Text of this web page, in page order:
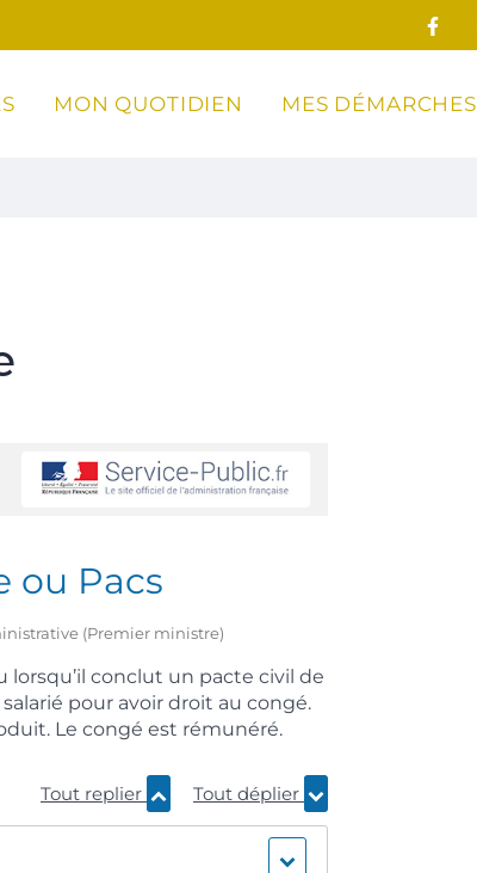
MON QUOTIDIEN MES DÉMARCHES
ou Pacs
(Premier ministre)
lorsqu’il conclut un pacte civil de
pour avoir droit au congé.
Le congé est rémunéré.
Tout replier Tout déplier